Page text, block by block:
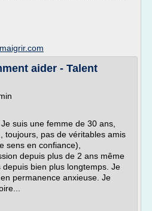
aider - Talent
suis une femme de 30 ans,
toujours, pas de véritables amis
sens en confiance),
depuis plus de 2 ans même
bien plus longtemps. Je
permanence anxieuse. Je